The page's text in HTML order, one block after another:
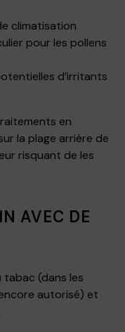
climatisation
pour les pollens
d’irritants
en
la plage arrière de
risquant de les
AVEC DE
tabac (dans les
autorisé) et